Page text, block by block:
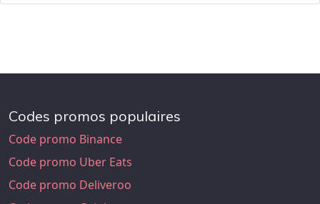
Codes promos populaires
Code promo Binance
Code promo Uber Eats
Code promo Deliveroo